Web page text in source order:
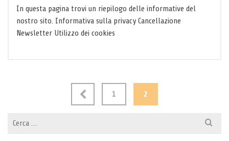
In questa pagina trovi un riepilogo delle informative del
nostro sito. Informativa sulla privacy Cancellazione
Newsletter Utilizzo dei cookies
1 2
Cerca